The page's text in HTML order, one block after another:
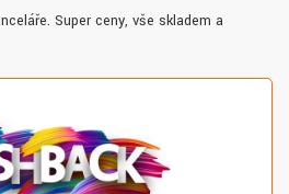
Super ceny, vše skladem a